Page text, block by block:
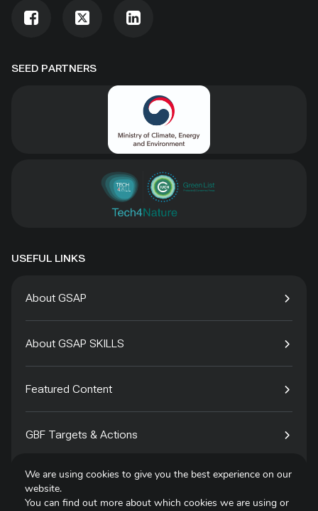
SEED PARTNERS
USEFUL LINKS
About GSAP
About GSAP SKILLS
Featured Content
GBF Targets & Actions
Tech4Species
We are using cookies to give you the best experience on our
website.
You can find out more about which cookies we are using or